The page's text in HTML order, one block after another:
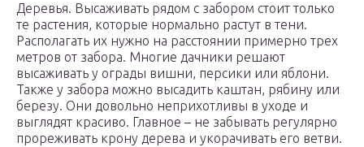
Деревья. Высаживать рядом с забором стоит только
те растения, которые нормально растут в тени.
Располагать их нужно на расстоянии примерно трех
метров от забора. Многие дачники решают
высаживать у ограды вишни, персики или яблони.
Также у забора можно высадить каштан, рябину или
березу. Они довольно неприхотливы в уходе и
выглядят красиво. Главное – не забывать регулярно
прореживать крону дерева и укорачивать его ветви.